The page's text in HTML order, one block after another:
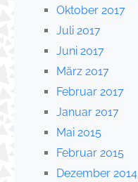
Oktober 2017
Juli 2017
Juni 2017
März 2017
Februar 2017
Januar 2017
Mai 2015
Februar 2015
Dezember 2014